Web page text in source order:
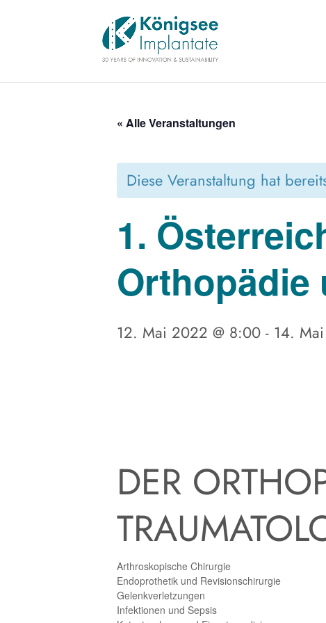
« Alle Veranstaltungen
Diese Veranstaltung hat
1.
Orthopädie
12. Mai 2022 @ 8:00 - 14.
DER
Arthroskopische Chirurgie
Endoprothetik und Revisionschirurgie
Gelenkverletzungen
Infektionen und Sepsis